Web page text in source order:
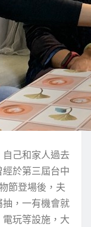
己和家人過去
於第三屆台中
節登場後，夫
，一有機會就
玩等設施，大